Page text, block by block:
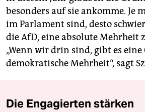
besonders auf sie ankomme. Je
im Parlament sind, desto
die AfD, eine absolute Mehrheit
„Wenn wir drin sind, gibt es
demokratische Mehrheit“, sagt
Die Engagierten stärken